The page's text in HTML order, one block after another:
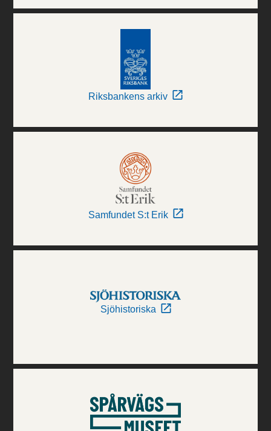
Riksbankens arkiv
Samfundet S:t Erik
Sjöhistoriska